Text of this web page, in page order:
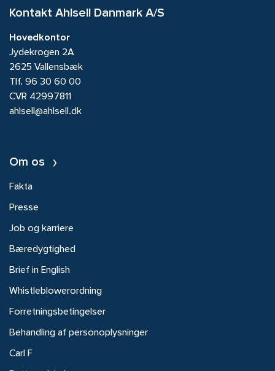
Kontakt Ahlsell Danmark A/S
Hovedkontor
Jydekrogen 2A
2625 Vallensbæk
Tlf. 96 30 60 00
CVR 42997811
ahlsell@ahlsell.dk
Om os
Fakta
Presse
Job og karriere
Bæredygtighed
Brief in English
Whistleblowerordning
Forretningsbetingelser
Behandling af personoplysninger
Carl F